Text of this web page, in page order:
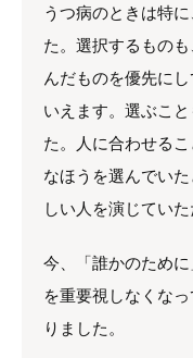
うつ病のときは特
た。選択するもの
んだものを優先に
いえます。選ぶこ
た。人に合わせる
なほうを選んでい
しい人を演じていた
今、「誰かのため
を重要視しなくな
りました。